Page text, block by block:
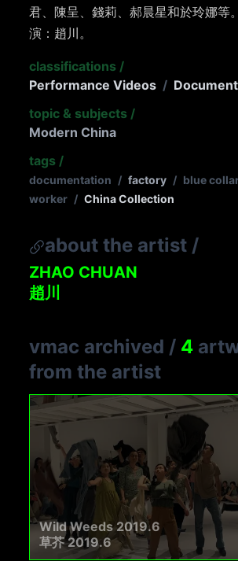
君、陳呈、錢莉、郝晨星和於玲娜等
演：趙川。
classifications /
Performance Videos /
topic & subjects /
Modern China
tags /
documentation / factory / blue
worker / China Collection
about the artist /
ZHAO CHUAN
趙川
vmac archived / 4
from the artist
Wild Weeds 2019.6
草芥 2019.6